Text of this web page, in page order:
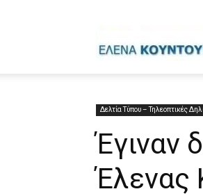
Δελτία Τύπου – Τηλεοπτικές
Έγιναν
Έλενας